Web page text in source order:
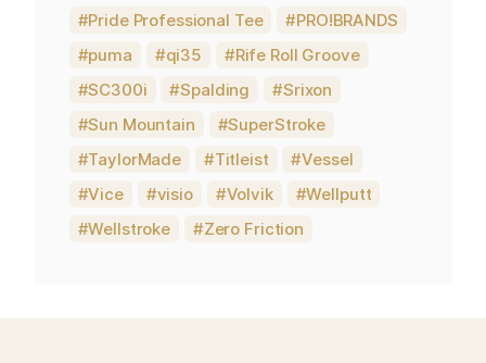
Pride Professional Tee
PRO!BRANDS
puma
qi35
Rife Roll Groove
SC300i
Spalding
Srixon
Sun Mountain
SuperStroke
TaylorMade
Titleist
Vessel
Vice
visio Volvik
Wellputt
Wellstroke
Zero Friction